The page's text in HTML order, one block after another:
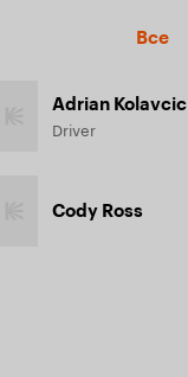
Все
Adrian Kolavcic
Driver
Cody Ross